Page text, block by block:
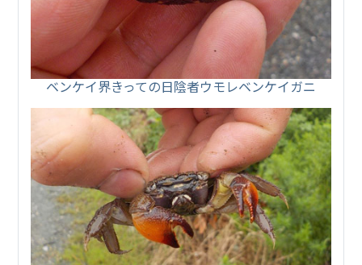
ベンケイ界きっての日陰者ウモレベンケイガニ